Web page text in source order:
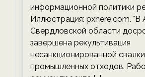
информационной политики
Иллюстрация: pxhere.com. "В
Свердловской области
завершена рекультивация
несанкционированной
промышленных отходов.